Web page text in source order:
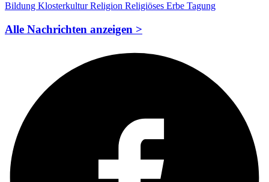
Bildung KlosterkulturReligion Religiöses Erbe Tagung
Alle Nachrichten anzeigen >